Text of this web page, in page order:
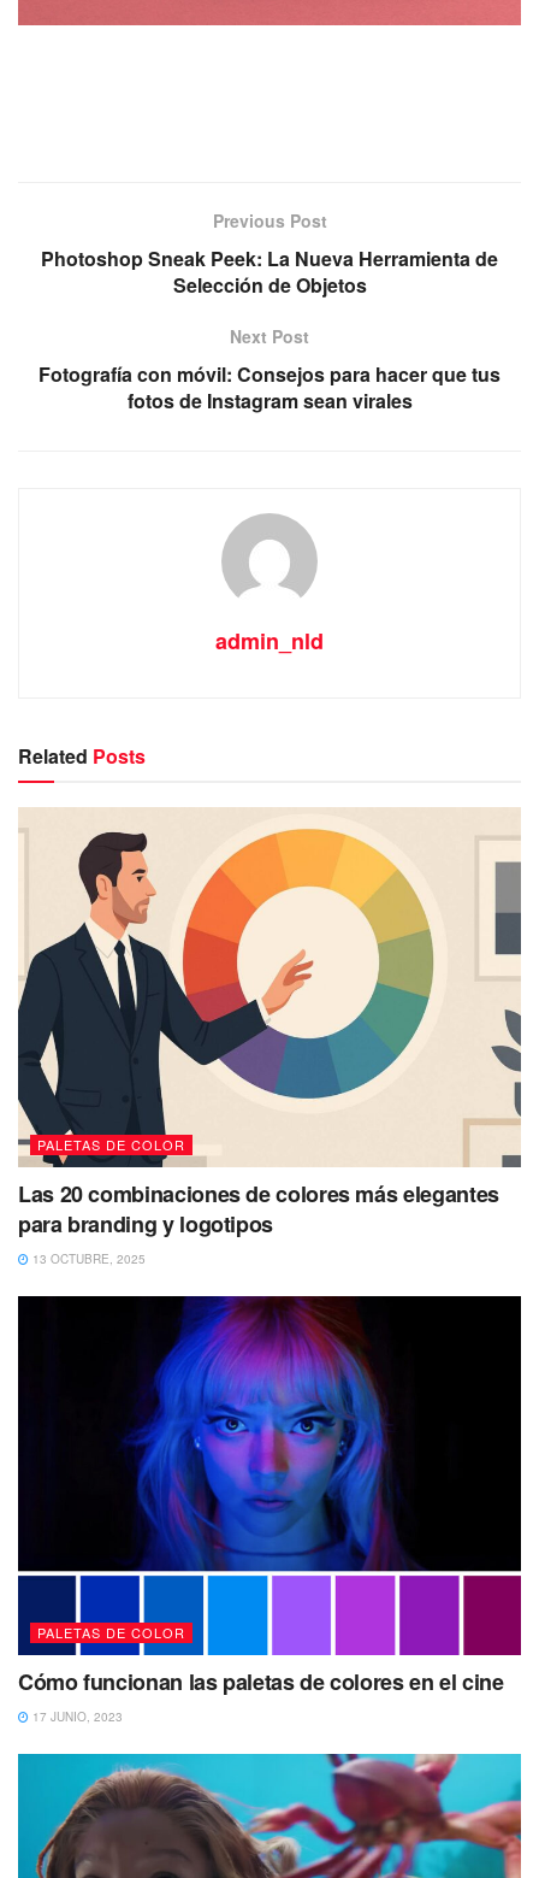
Previous Post
Photoshop Sneak Peek: La Nueva Herramienta de
Selección de Objetos
Next Post
Fotografía con móvil: Consejos para hacer que tus
fotos de Instagram sean virales
admin_nld
Related Posts
PALETAS DE COLOR
Las 20 combinaciones de colores más elegantes
para branding y logotipos
13 OCTUBRE, 2025
PALETAS DE COLOR
Cómo funcionan las paletas de colores en el cine
17 JUNIO, 2023